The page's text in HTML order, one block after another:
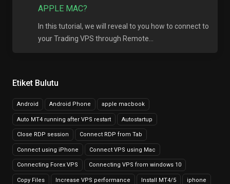
Etiket Bulutu
Android Android Phone apple macbook
Auto MT4 running after VPS restart Autostartup
Close RDP session Connect RDP from Tab
Connect using iPhone Connect VPS using Mac
Connecting Forex VPS Connecting VPS from windows 10
Copy Files Increase VPS performance Install MT4/5 iphone
APPLE MAC?
In this tutorial, we will reveal to you how to connect to
your Trading VPS through Remote...